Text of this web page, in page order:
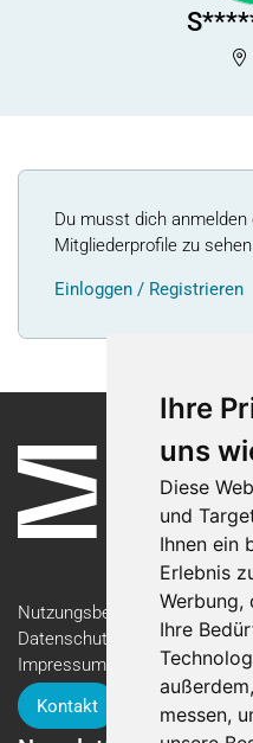
Ihre
uns
Diese
und
Ihnen ein
Erlebnis
Werbung,
Ihre
messen,
Du musst dich
Mitgliederprofile zu
Einloggen / Registrieren
Nutzungsbedingungen
Datenschutzerklärung
Impressum
Kontakt